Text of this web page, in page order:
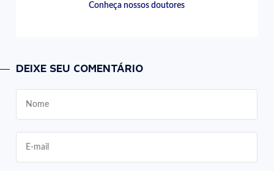
Conheça nossos doutores
DEIXE SEU COMENTÁRIO